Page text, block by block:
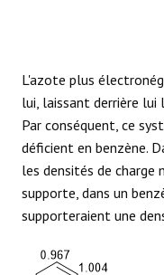
L'azote plus
lui, laissant derrière lui
Par conséquent, ce
déficient en benzène.
les densités de charge
supporte, dans un
supporteraient une